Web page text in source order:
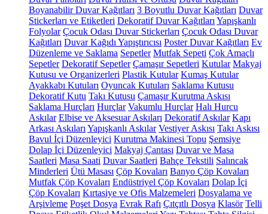
Boyanabilir Duvar Kağıtları 3 Boyutlu Duvar Kağıtları Duvar
Stickerları ve Etiketleri Dekoratif Duvar Kağıtları Yapışkanlı
Folyolar Çocuk Odası Duvar Stickerları Çocuk Odası Duvar
Kağıtları Duvar Kağıdı Yapıştırıcısı Poster Duvar Kağıtları Ev
Düzenleme ve Saklama Sepetler Mutfak Sepeti Çok Amaçlı
Sepetler Dekoratif Sepetler Çamaşır Sepetleri Kutular Makyaj
Kutusu ve Organizerleri Plastik Kutular Kumaş Kutular
Ayakkabı Kutuları Oyuncak Kutuları Saklama Kutusu
Dekoratif Kutu Takı Kutusu Çamaşır Kurutma Askısı
Saklama Hurçları Hurçlar Vakumlu Hurçlar Halı Hurcu
Askılar Elbise ve Aksesuar Askıları Dekoratif Askılar Kapı
Arkası Askıları Yapışkanlı Askılar Vestiyer Askısı Takı Askısı
Bavul İçi Düzenleyici Kurutma Makinesi Topu Şemsiye
Dolap İçi Düzenleyici Makyaj Çantası Duvar ve Masa
Saatleri Masa Saati Duvar Saatleri Bahçe Tekstili Salıncak
Minderleri Ütü Masası Çöp Kovaları Banyo Çöp Kovaları
Mutfak Çöp Kovaları Endüstriyel Çöp Kovaları Dolap İçi
Çöp Kovaları Kırtasiye ve Ofis Malzemeleri Dosyalama ve
Arşivleme Poşet Dosya Evrak Rafı Çıtçıtlı Dosya Klasör Telli